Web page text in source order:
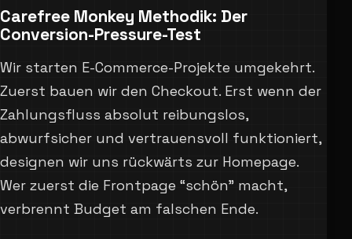
Carefree Monkey Methodik: Der
Conversion-Pressure-Test
Wir starten E-Commerce-Projekte umgekehrt.
Zuerst bauen wir den Checkout. Erst wenn der
Zahlungsfluss absolut reibungslos,
abwurfsicher und vertrauensvoll funktioniert,
designen wir uns rückwärts zur Homepage.
Wer zuerst die Frontpage “schön” macht,
verbrennt Budget am falschen Ende.